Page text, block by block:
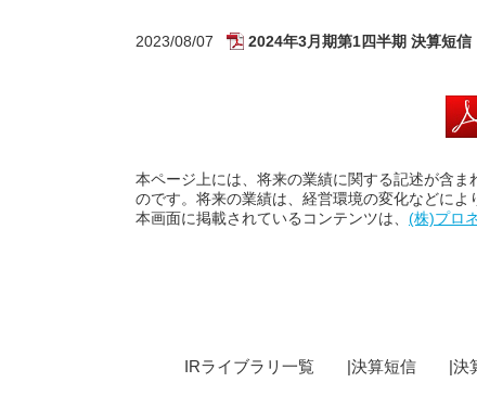
2023/08/07 2024年3月期第1四半期 決算短信
本ページ上には、将来の業績に関する記述が含
のです。将来の業績は、経営環境の変化などによ
本画面に掲載されているコンテンツは、 (株)プロ
IRライブラリ一覧 決算短信 決